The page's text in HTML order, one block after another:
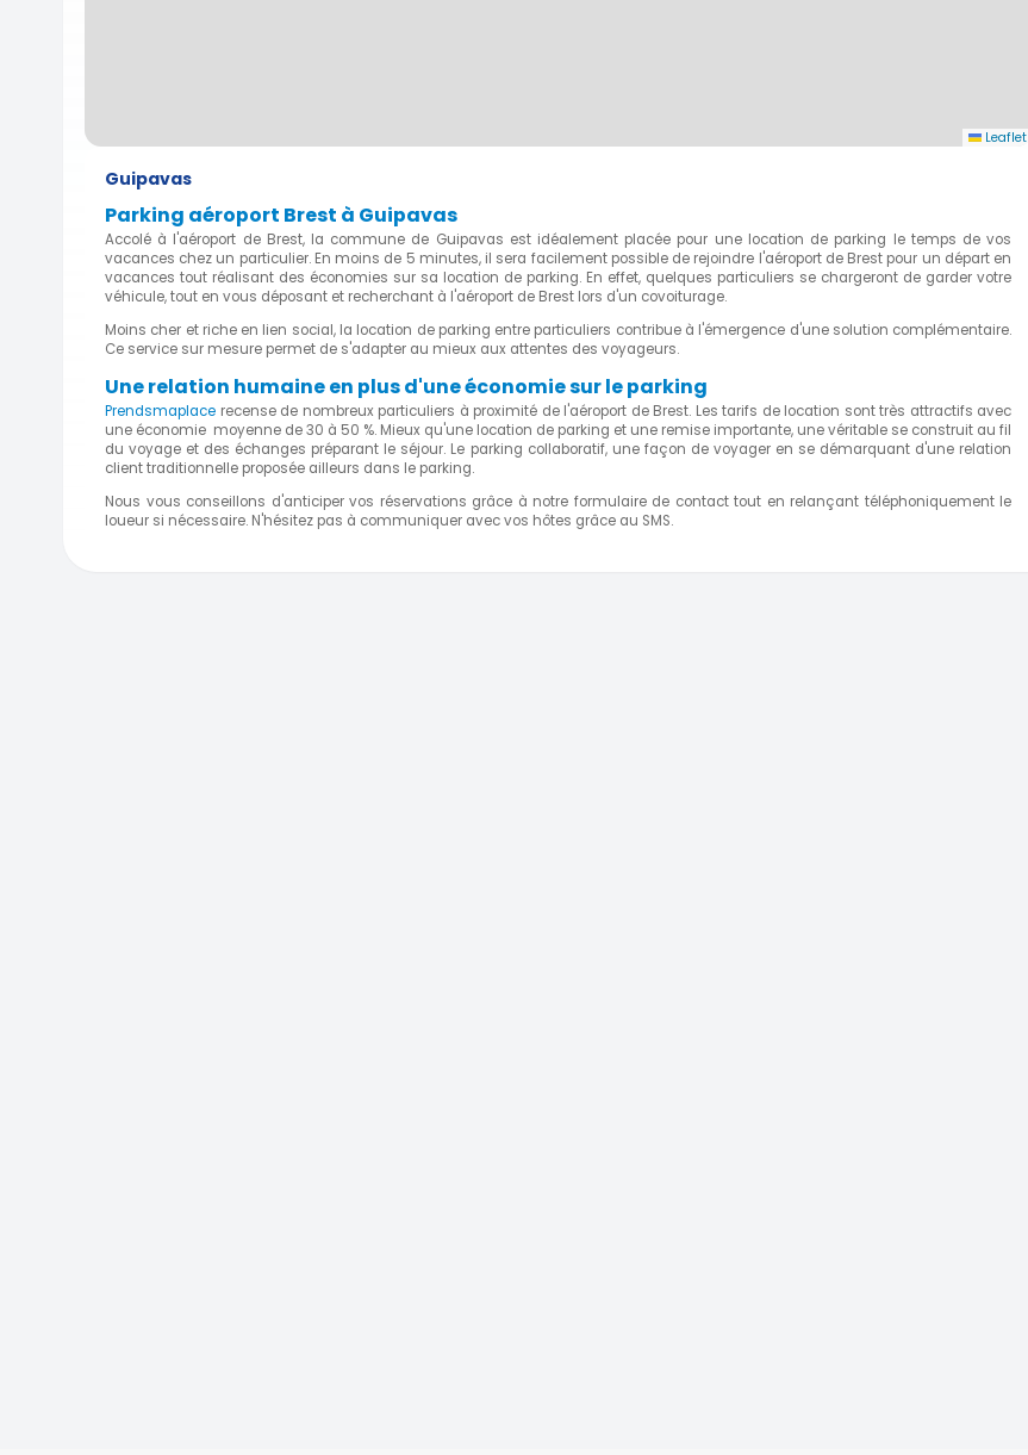
Leaflet
Guipavas
Parking aéroport Brest à Guipavas
Accolé à l'aéroport de Brest, la commune de Guipavas est idéalement placée pour une location de parking le temps de vos
vacances chez un particulier. En moins de 5 minutes, il sera facilement possible de rejoindre l'aéroport de Brest pour un départ en
vacances tout réalisant des économies sur sa location de parking. En effet, quelques particuliers se chargeront de garder votre
véhicule, tout en vous déposant et recherchant à l'aéroport de Brest lors d'un covoiturage.
Moins cher et riche en lien social, la location de parking entre particuliers contribue à l'émergence d'une solution complémentaire.
Ce service sur mesure permet de s'adapter au mieux aux attentes des voyageurs.
Une relation humaine en plus d'une économie sur le parking
Prendsmaplace recense de nombreux particuliers à proximité de l'aéroport de Brest. Les tarifs de location sont très attractifs avec
une économie moyenne de 30 à 50 %. Mieux qu'une location de parking et une remise importante, une véritable se construit au fil
du voyage et des échanges préparant le séjour. Le parking collaboratif, une façon de voyager en se démarquant d'une relation
client traditionnelle proposée ailleurs dans le parking.
Nous vous conseillons d'anticiper vos réservations grâce à notre formulaire de contact tout en relançant téléphoniquement le
loueur si nécessaire. N'hésitez pas à communiquer avec vos hôtes grâce au SMS.